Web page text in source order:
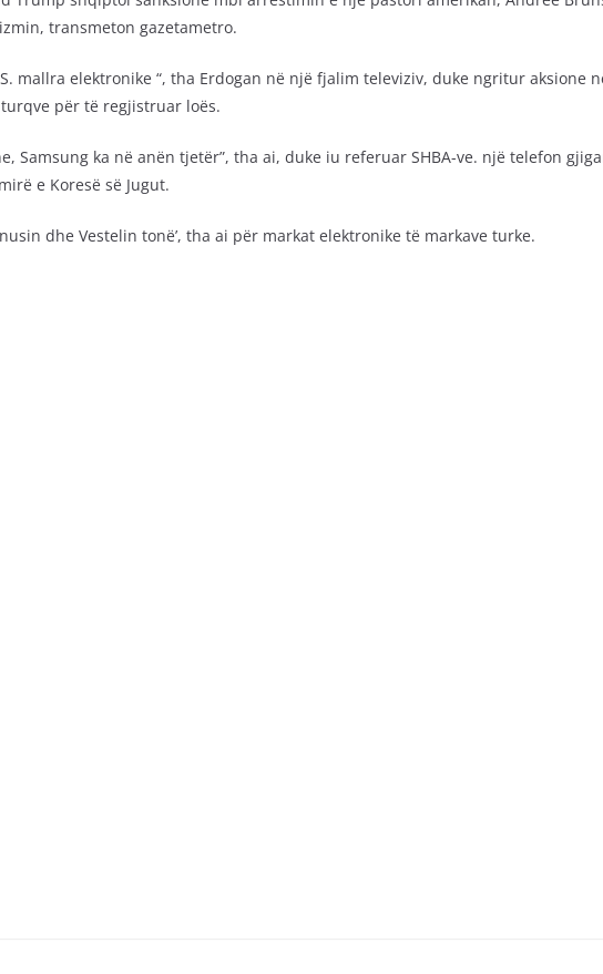
transmeton gazetametro.
mallra elektronike “, tha Erdogan në një fjalim televiziv, duke ngritur aksione
për të regjistruar loës.
Samsung ka në anën tjetër”, tha ai, duke iu referuar SHBA-ve. një telefon
e Koresë së Jugut.
dhe Vestelin tonë’, tha ai për markat elektronike të markave turke.